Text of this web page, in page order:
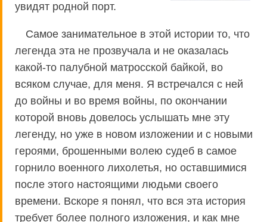
увидят родной порт.
Самое занимательное в этой истории то, что
легенда эта не прозвучала и не оказалась
какой-то палубной матросской байкой, во
всяком случае, для меня. Я встречался с ней
до войны и во время войны, по окончании
которой вновь довелось услышать мне эту
легенду, но уже в новом изложении и с новыми
героями, брошенными волею судеб в самое
горнило военного лихолетья, но оставшимися
после этого настоящими людьми своего
времени. Вскоре я понял, что вся эта история
требует более полного изложения, и как мне